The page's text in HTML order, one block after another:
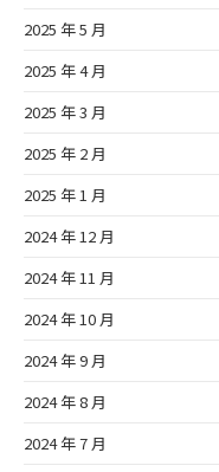
2025 年 5 月
2025 年 4 月
2025 年 3 月
2025 年 2 月
2025 年 1 月
2024 年 12 月
2024 年 11 月
2024 年 10 月
2024 年 9 月
2024 年 8 月
2024 年 7 月